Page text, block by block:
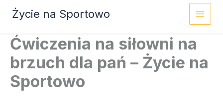
Przejdź
Życie na Sportowo
Ćwiczenia na siłowni na
brzuch dla pań – Życie na
Sportowo